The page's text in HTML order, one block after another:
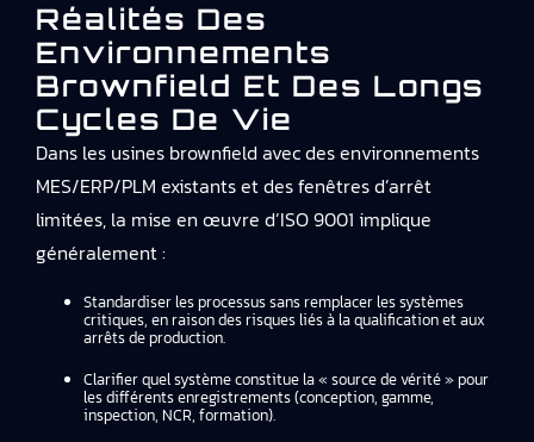
Réalités Des
Environnements
Brownfield Et Des Longs
Cycles De Vie
Dans les usines brownfield avec des environnements
MES/ERP/PLM existants et des fenêtres d’arrêt
limitées, la mise en œuvre d’ISO 9001 implique
généralement :
Standardiser les processus sans remplacer les systèmes
critiques, en raison des risques liés à la qualification et aux
arrêts de production.
Clarifier quel système constitue la « source de vérité » pour
les différents enregistrements (conception, gamme,
inspection, NCR, formation).